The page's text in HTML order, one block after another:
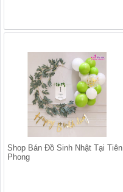
Shop Bán Đồ Sinh Nhật Tại Tiên
Phong